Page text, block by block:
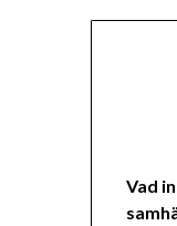
Vad